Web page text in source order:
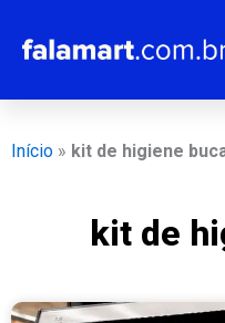
para
Início » kit de higiene
kit de